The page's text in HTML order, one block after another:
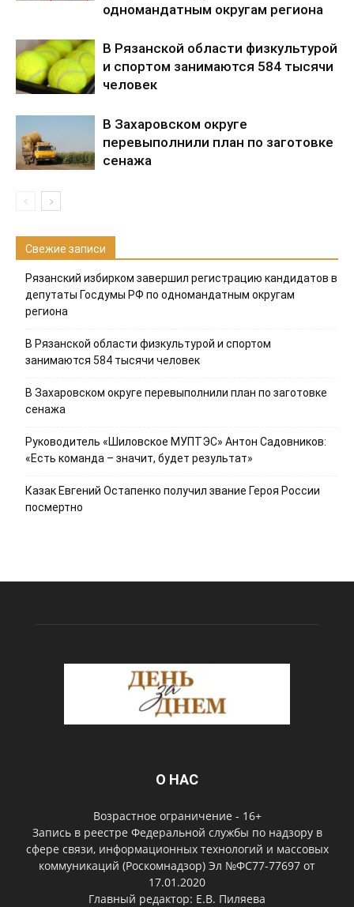
одномандатным округам региона
В Рязанской области физкультурой
и спортом занимаются 584 тысячи
человек
В Захаровском округе
перевыполнили план по заготовке
сенажа
Свежие записи
Рязанский избирком завершил регистрацию кандидатов в
депутаты Госдумы РФ по одномандатным округам
региона
В Рязанской области физкультурой и спортом
занимаются 584 тысячи человек
В Захаровском округе перевыполнили план по заготовке
сенажа
Руководитель «Шиловское МУПТЭС» Антон Садовников:
«Есть команда – значит, будет результат»
Казак Евгений Остапенко получил звание Героя России
посмертно
О НАС
Возрастное ограничение - 16+
Запись в реестре Федеральной службы по надзору в
сфере связи, информационных технологий и массовых
коммуникаций (Роскомнадзор) Эл №ФС77-77697 от
17.01.2020
Главный редактор: Е.В. Пиляева